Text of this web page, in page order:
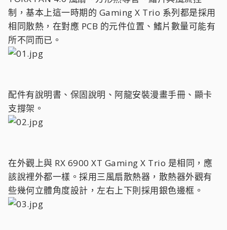
制，基本上這一時期的 Gaming X Trio 系列都是採用
相同散熱，在對應 PCB 的元件位置、鰭片數量可能有
所不同而已。
配件有說明書、保固說明、阿龍安裝漫畫手冊、顯卡
支撐架。
在外觀上與 RX 6900 XT Gaming X Trio 是相同，應
該說裡外都一樣。採用三風扇散熱器，散熱器外觀有
些幾何立體角度設計，左右上下則採用銀色邊框。